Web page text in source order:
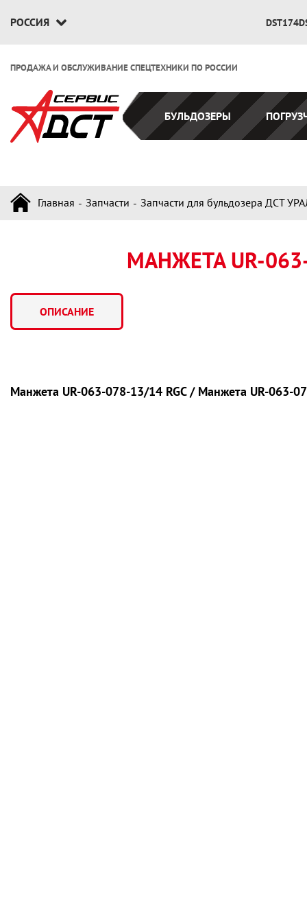
РОССИЯ
ПРОДАЖА И ОБСЛУЖИВАНИЕ СПЕЦТЕХНИКИ ПО РОССИИ
БУЛЬДОЗЕРЫ
Главная Запчасти Запчасти для бульдозера ДСТ
МАНЖЕТА UR-
ОПИСАНИЕ
Манжета UR-063-078-13/14 RGC / Манжета UR-063-